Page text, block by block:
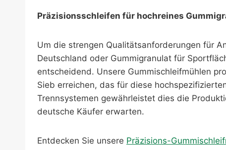
Präzisionsschleifen für hochreines
Um die strengen Qualitätsanforderungen für
Deutschland oder Gummigranulat für
entscheidend. Unsere Gummischleifmühlen
Sieb erreichen, das für diese
Trennsystemen gewährleistet dies die
deutsche Käufer erwarten.
Entdecken Sie unsere Präzisions-